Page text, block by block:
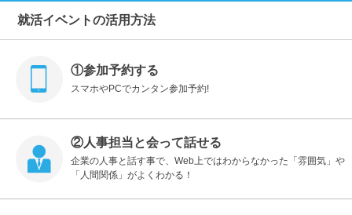
就活イベントの活用方法
①参加予約する
スマホやPCでカンタン参加予約!
②人事担当と会って話せる
企業の人事と話す事で、Web上ではわからなかった「雰囲気」や
「人間関係」がよくわかる！